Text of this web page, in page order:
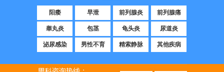
阳痿 早泄 前列腺炎 前列腺痛
睾丸炎 包茎 龟头炎 尿道炎
泌尿感染 男性不育 精索静脉 其他疾病